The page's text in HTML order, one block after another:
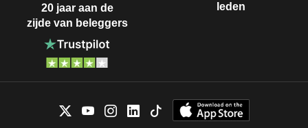
20 jaar aan de
zijde van beleggers
leden